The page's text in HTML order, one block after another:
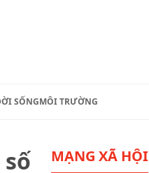
SỐNGMÔI TRƯỜNG
MẠNG XÃ HỘI